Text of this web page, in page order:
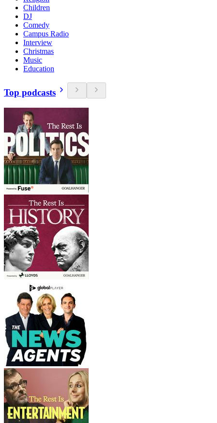
Children
DJ
Comedy
Campus Radio
Interview
Christmas
Music
Education
Top podcasts